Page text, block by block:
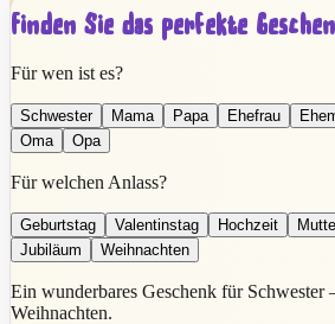
Finden Sie das perfekte
Für wen ist es?
Schwester Mama Papa Ehefrau
Oma
Opa
Für welchen Anlass?
Geburtstag Valentinstag Hochzeit
Jubiläum
Weihnachten
Ein wunderbares Geschenk für
Weihnachten.